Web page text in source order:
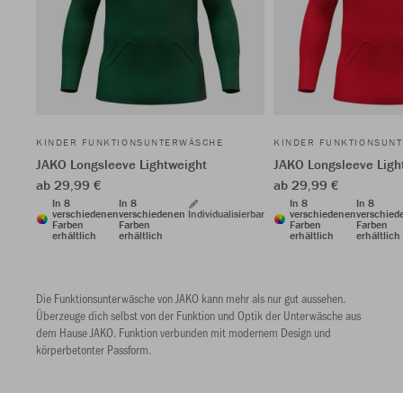
KINDER FUNKTIONSUNTERWÄSCHE
JAKO Longsleeve Lightweight
ab 29,99 €
In 8
verschiedenen
Farben
erhältlich
In 8
verschiedenen
Farben
erhältlich
Individualisierbar
KINDER
JAKO Longsleeve
ab 29,99 €
In 8
verschiedenen
Farben
erhältlich
In 8
Farben
erhältlich
Die Funktionsunterwäsche von JAKO kann mehr als nur gut aussehen.
Überzeuge dich selbst von der Funktion und Optik der Unterwäsche aus
dem Hause JAKO. Funktion verbunden mit modernem Design und
körperbetonter Passform.